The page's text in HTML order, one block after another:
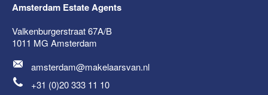
Amsterdam Estate Agents
Valkenburgerstraat 67A/B
1011 MG Amsterdam
amsterdam@makelaarsvan.nl
+31 (0)20 333 11 10